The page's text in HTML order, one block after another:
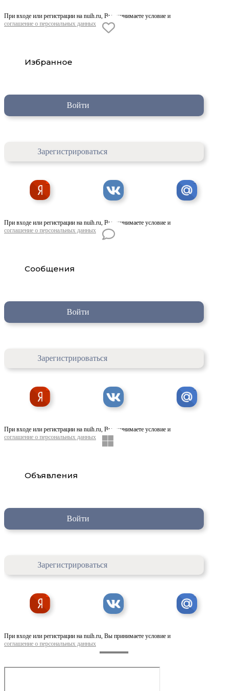
При входе или регистрации на nuih.ru, Вы принимаете условие и
соглашение о персональных данных
Избранное
Войти
Зарегистрироваться
При входе или регистрации на nuih.ru, Вы принимаете условие и
соглашение о персональных данных
Сообщения
Войти
Зарегистрироваться
При входе или регистрации на nuih.ru, Вы принимаете условие и
соглашение о персональных данных
Объявления
Войти
Зарегистрироваться
При входе или регистрации на nuih.ru, Вы принимаете условие и
соглашение о персональных данных